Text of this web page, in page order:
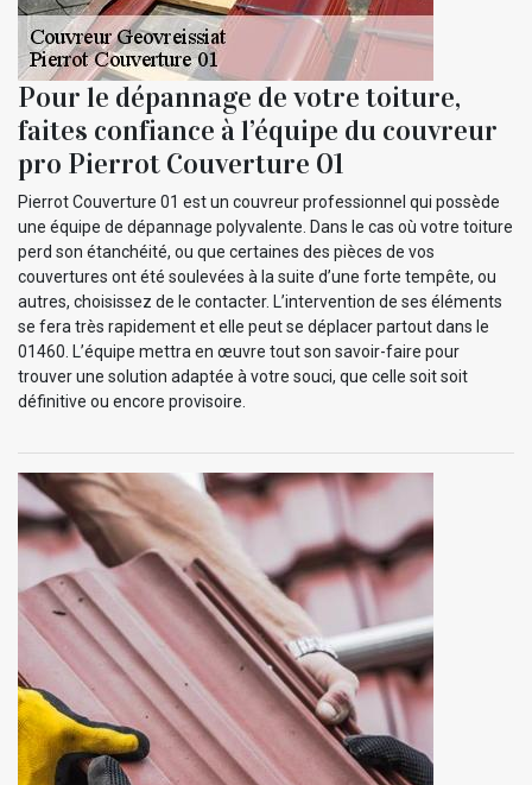
Pour le dépannage de votre toiture,
faites confiance à l’équipe du couvreur
pro Pierrot Couverture 01
Pierrot Couverture 01 est un couvreur professionnel qui possède
une équipe de dépannage polyvalente. Dans le cas où votre toiture
perd son étanchéité, ou que certaines des pièces de vos
couvertures ont été soulevées à la suite d’une forte tempête, ou
autres, choisissez de le contacter. L’intervention de ses éléments
se fera très rapidement et elle peut se déplacer partout dans le
01460. L’équipe mettra en œuvre tout son savoir-faire pour
trouver une solution adaptée à votre souci, que celle soit soit
définitive ou encore provisoire.